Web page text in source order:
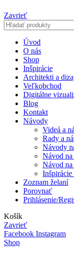
Zavrieť
Úvod
O nás
Shop
Inšpirácie
Architekti a
Veľkobchod
Digitálne
Blog
Kontakt
Návody
Videá a
Rady a
Návody
Návod
Návod
Inšpirácie
Zoznam želaní
Porovnať
Prihlásenie/
Košík
Zavrieť
Facebook Instagram
Shop